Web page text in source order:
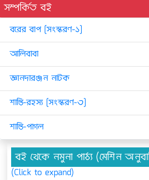
সম্পর্কিত বই
বরের বাপ [সংস্করণ-১]
আলিবাবা
জ্ঞানদারঞ্জন নাটক
শান্তি-রহস্য [সংস্করণ-৩]
শান্তি-পাগল
বই থেকে নমুনা পাঠ্য (মেশিন
(Click to expand)